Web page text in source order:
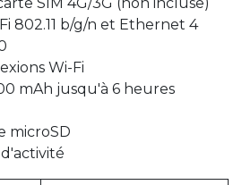
SIM 4G/3G (non incluse)
802.11 b/g/n et Ethernet 4
Wi-Fi
mAh jusqu'à 6 heures
microSD